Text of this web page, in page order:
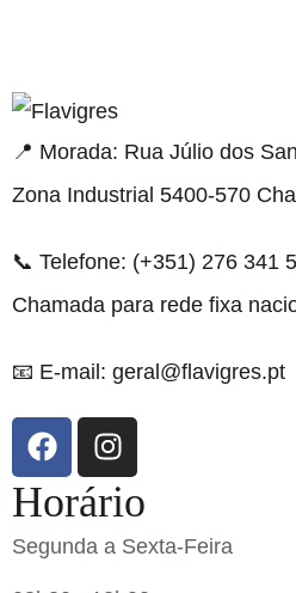
adresi
📍 Morada: Rua Júlio dos
Zona Industrial 5400-570
📞 Telefone: (+351) 276 341
Chamada para rede fixa
📧 E-mail: geral@flavigres.pt
Horário
Segunda a Sexta-Feira